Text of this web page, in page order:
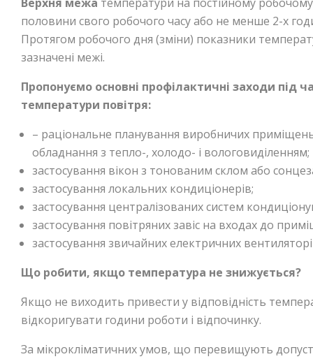
половини свого робочого часу або не менше 2-х
Протягом робочого дня (зміни) показники
зазначені межі.
Пропонуємо основні профілактичні заходи під
температури повітря:
– раціональне планування виробничих
обладнання з тепло-, холодо- і вологовиділенням;
застосування вікон з тонованим склом або
застосування локальних кондиціонерів;
застосування централізованих систем
застосування повітряних завіс на входах до
застосування звичайних електричних
Що робити, якщо температура не знижується?
Якщо не виходить привести у відповідність
відкоригувати години роботи і відпочинку.
За мікрокліматичних умов, що перевищують